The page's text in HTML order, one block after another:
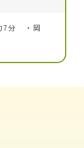
7分 ・岡